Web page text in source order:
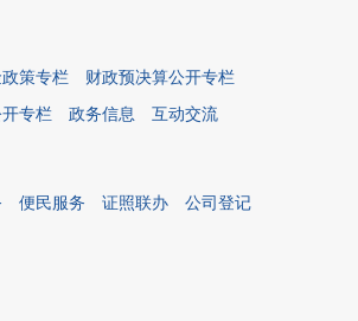
策专栏
财政预决算公开专栏
专栏
政务信息 互动交流
便民服务 证照联办
公司登记